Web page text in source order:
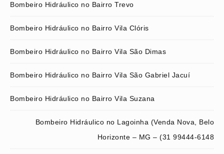
Bombeiro Hidráulico no Bairro Trevo
Bombeiro Hidráulico no Bairro Vila Clóris
Bombeiro Hidráulico no Bairro Vila São Dimas
Bombeiro Hidráulico no Bairro Vila São Gabriel Jacuí
Bombeiro Hidráulico no Bairro Vila Suzana
Bombeiro Hidráulico no Lagoinha (Venda Nova, Belo
Horizonte – MG – (31 99444-6148